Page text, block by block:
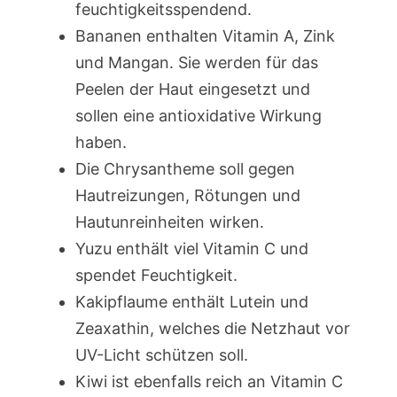
feuchtigkeitsspendend.
Bananen enthalten Vitamin A, Zink
und Mangan. Sie werden für das
Peelen der Haut eingesetzt und
sollen eine antioxidative Wirkung
haben.
Die Chrysantheme soll gegen
Hautreizungen, Rötungen und
Hautunreinheiten wirken.
Yuzu enthält viel Vitamin C und
spendet Feuchtigkeit.
Kakipflaume enthält Lutein und
Zeaxathin, welches die Netzhaut vor
UV-Licht schützen soll.
Kiwi ist ebenfalls reich an Vitamin C